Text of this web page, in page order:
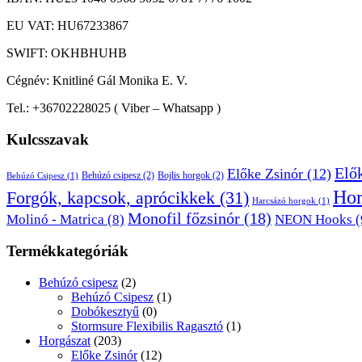
EU VAT: HU67233867
SWIFT: OKHBHUHB
Cégnév: Knitliné Gál Monika E. V.
Tel.: +36702228025 ( Viber – Whatsapp )
Kulcsszavak
Behúzó Csipesz (1) Behúzó csipesz (2) Bojlis horgok (2) Előke Zsinór (12)
Forgók, kapcsok, aprócikkek (31) Harcsázó horgok (1)
Molinó - Matrica (8) Monofil főzsinór (18) NEON Hooks
Termékkategóriák
Behúzó csipesz (2)
Behúzó Csipesz (1)
Dobókesztyű (0)
Stormsure Flexibilis Ragasztó (1)
Horgászat (203)
Előke Zsinór (12)